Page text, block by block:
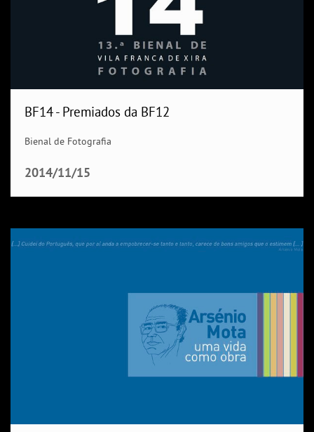
BF14 - Premiados da BF12
Bienal de Fotografia
2014/11/15